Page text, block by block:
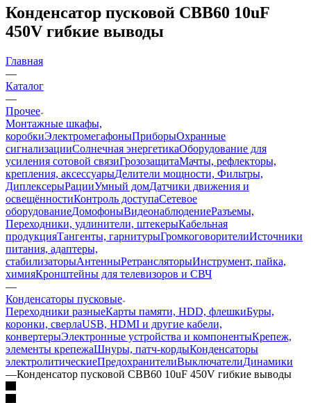
Конденсатор пусковой CBB60 10uF
450V гибкие выводы
Главная
—
Каталог
—
Прочее
Монтажные шкафы,
коробкиЭлектромегафоныПриборыОхранные
сигнализацииСолнечная энергетикаОборудование для
усиления сотовой связиГрозозащитаМачты, рефлекторы,
крепления, аксессуарыДелители мощности, Фильтры,
ДиплексерыРацииУмный домДатчики движения и
освещённостиКонтроль доступаСетевое
оборудованиеДомофоныВидеонаблюдениеРазъемы,
Переходники, удлинители, штекерыКабельная
продукцияТангенты, гарнитурыГромкоговорителиИсточники
питания, адаптеры,
стабилизаторыАнтенныРетрансляторыИнструмент, пайка,
химияКронштейны для телевизоров и СВЧ
—
Конденсаторы пусковые
Переходники разныеКарты памяти, HDD, флешкиБуры,
коронки, сверлаUSB, HDMI и другие кабели,
конвертерыЭлектронные устройства и компонентыКрепеж,
элементы крепежаШнуры, патч-кордыКонденсаторы
электролитическиеПредохранителиВыключателиДинамики
—Конденсатор пусковой CBB60 10uF 450V гибкие выводы